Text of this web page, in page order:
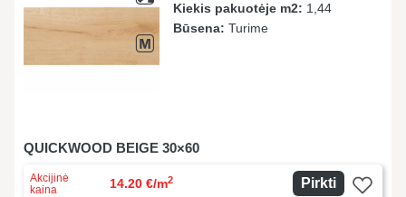
Kiekis pakuotėje m2: 1,44
Būsena: Turime
QUICKWOOD BEIGE 30×60
Akcijinė
kaina
14.20 €/m2 Pirkti